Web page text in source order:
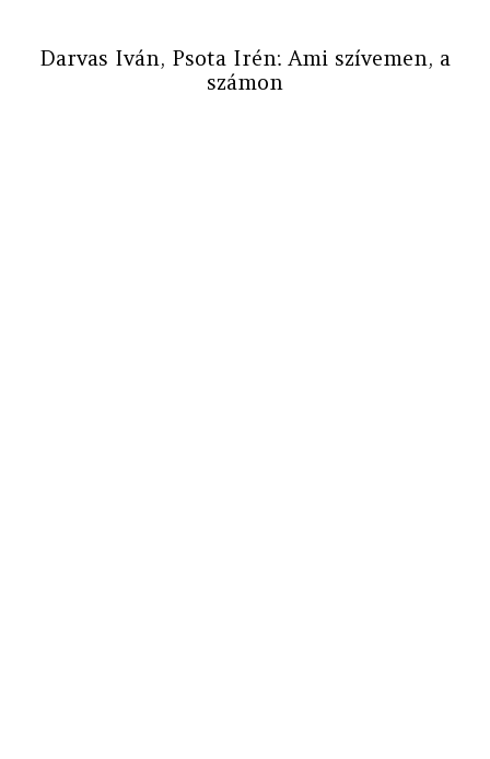
Darvas Iván, Psota Irén: Ami szívemen, a
számon